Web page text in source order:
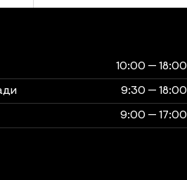
10:00 — 18:00
9:30 — 18:00
9:00 — 17:00